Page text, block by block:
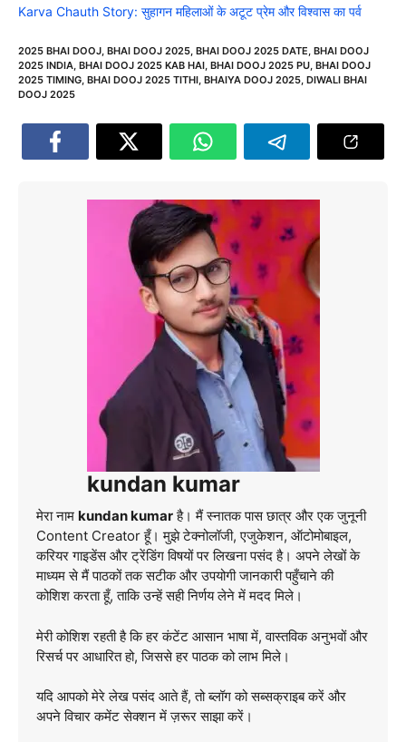
Karva Chauth Story: सुहागन महिलाओं के अटूट प्रेम और विश्वास का पर्व
2025 BHAI DOOJ, BHAI DOOJ 2025, BHAI DOOJ 2025 DATE, BHAI DOOJ
2025 INDIA, BHAI DOOJ 2025 KAB HAI, BHAI DOOJ 2025 PU, BHAI DOOJ
2025 TIMING, BHAI DOOJ 2025 TITHI, BHAIYA DOOJ 2025, DIWALI BHAI
DOOJ 2025
kundan kumar
मेरा नाम kundan kumarहै। मैं स्नातक पास छात्र और एक जुनूनी
Content Creator हूँ। मुझे टेक्नोलॉजी, एजुकेशन, ऑटोमोबाइल,
करियर गाइडेंस और ट्रेंडिंग विषयों पर लिखना पसंद है। अपने लेखों के
माध्यम से मैं पाठकों तक सटीक और उपयोगी जानकारी पहुँचाने की
कोशिश करता हूँ, ताकि उन्हें सही निर्णय लेने में मदद मिले।
मेरी कोशिश रहती है कि हर कंटेंट आसान भाषा में, वास्तविक अनुभवों और
रिसर्च पर आधारित हो, जिससे हर पाठक को लाभ मिले।
यदि आपको मेरे लेख पसंद आते हैं, तो ब्लॉग को सब्सक्राइब करें और
अपने विचार कमेंट सेक्शन में ज़रूर साझा करें।